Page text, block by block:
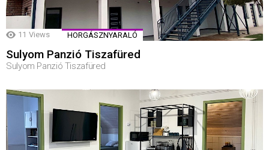
11 Views HORGÁSZNYARALÓ
Sulyom Panzió Tiszafüred
Sulyom Panzió Tiszafüred